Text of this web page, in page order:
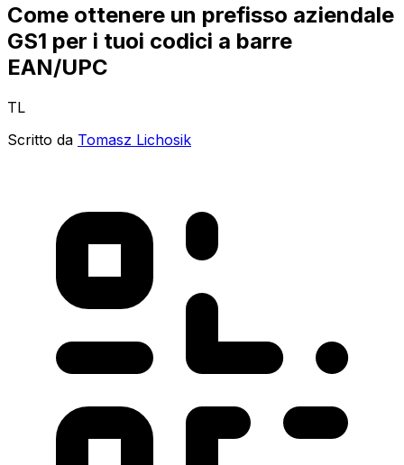
Come ottenere un prefisso aziendale
GS1 per i tuoi codici a barre
EAN/UPC
TL
Scritto da Tomasz Lichosik